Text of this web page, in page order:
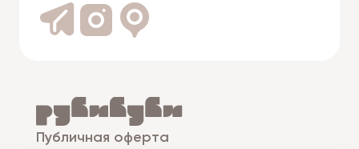
Публичная оферта